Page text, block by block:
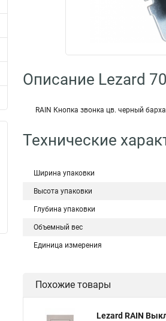
Описание Lezard
RAIN Кнопка звонка цв. черный
Технические
Ширина упаковки
Высота упаковки
Глубина упаковки
Объемный вес
Единица измерения
Похожие товары
Lezard RAIN